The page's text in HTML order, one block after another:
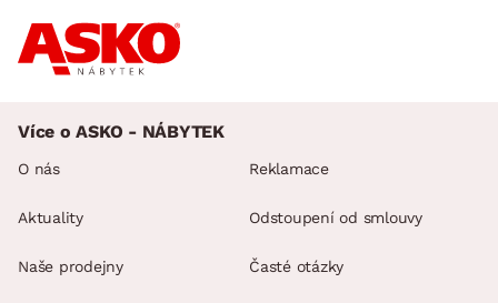
Více o ASKO - NÁBYTEK
O nás
Aktuality
Naše prodejny
Reklamace
Odstoupení od smlouvy
Časté otázky